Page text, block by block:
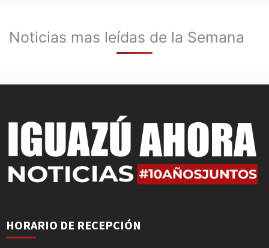
Noticias mas leídas de la Semana
HORARIO DE RECEPCIÓN